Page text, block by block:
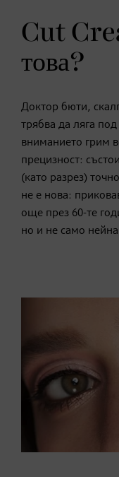
Cut
това?
Доктор бюти,
трябва да ляга
вниманието грим
прецизност:
(като разрез)
не е нова:
още през 60-те
но и не само